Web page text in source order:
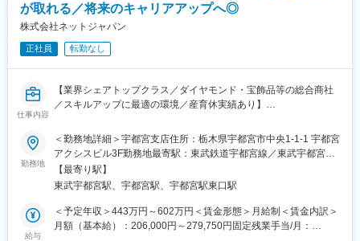
■配属部署：
・小山市の本社工場に配属となります。現在、製造担当は木工担
当5名、椅子生地張り担当5の計10名体制です。担当は本人の希
成となります。全員男性社員となります。
・まずは、先輩社員が業務を丁寧に指導しますので、未経験者、
す。
■当社の特徴：
・現地調査・製造・取り付けまで一貫対応しております。
・大手飲食店や、病院、美容室、ゴルフ場など、注文家具製造や
張替えの実績が多数あります。
・販売店や卸を通さないため低価格短期間で仕上げることができ
が取れる／将来のキャリアアップへ◎
株式会社ネットジャパン
正社員 転勤なし
仕事内容
【業界シェアトップクラス／ダイヤモンド・宝飾品等の総合商社
／スキルアップに最適の環境／産育休実績あり】
■業務内容：
貴金属・ダイヤモンド・宝飾品・ブランド時計・ブランドバッグ
などの買取営業をお任せします。
配属は外回り営業となりますが、最初の約1年間は店頭にて業務を
覚えていただき、ゆくゆくは外回り営業をしながら店頭営業業務
のフォローを行っていただく予定です。
■業務詳細：
勤務地
＜勤務地詳細＞宇都宮支店住所：栃木県宇都宮市中央1-1-1 宇都宮
アクシスビル3F勤務地最寄駅：東武鉄道宇都宮線／東武宇都宮駅
受動喫煙対策：屋内全面禁煙変更の範囲：会社の定める事業所
【最寄り駅】
東武宇都宮駅、宇都宮駅、宇都宮駅東口駅
給与
＜予定年収＞443万円～602万円＜賃金形態＞月給制＜賃金内訳＞
月額（基本給）：206,000円～279,750円固定残業手当/月：